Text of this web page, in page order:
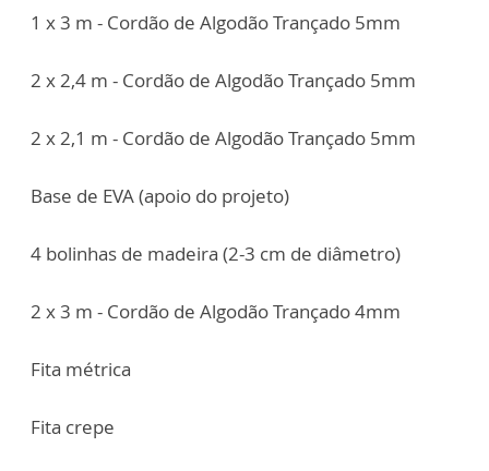
1 x 3 m - Cordão de Algodão Trançado 5mm
2 x 2,4 m - Cordão de Algodão Trançado 5mm
2 x 2,1 m - Cordão de Algodão Trançado 5mm
Base de EVA (apoio do projeto)
4 bolinhas de madeira (2-3 cm de diâmetro)
2 x 3 m - Cordão de Algodão Trançado 4mm
Fita métrica
Fita crepe